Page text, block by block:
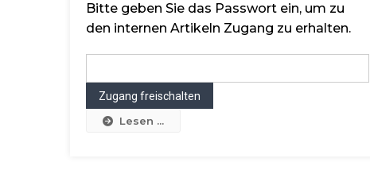
Bitte geben Sie das Passwort ein, um zu
den internen Artikeln Zugang zu erhalten.
Lesen ...